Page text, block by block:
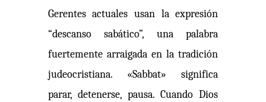
Gerentes actuales usan la expresión
“descanso sabático”, una palabra
fuertemente arraigada en la tradición
judeocristiana. «Sabbat» significa
parar, detenerse, pausa. Cuando Dios